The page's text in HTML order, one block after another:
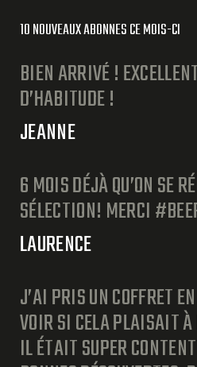
10 NOUVEAUX ABONNES CE MOIS-CI
BIEN ARRIVÉ !
D’HABITUDE !
JEANNE
6 MOIS DÉJÀ QU’ON SE
SÉLECTION! MERCI
LAURENCE
J’AI PRIS UN COFFRET
VOIR SI CELA PLAISAIT
IL ÉTAIT SUPER